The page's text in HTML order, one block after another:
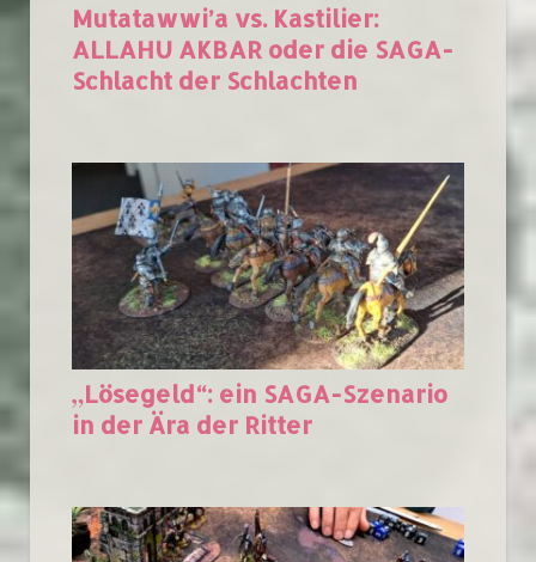
Mutatawwi’a vs. Kastilier:
ALLAHU AKBAR oder die SAGA-
Schlacht der Schlachten
„Lösegeld“: ein SAGA-Szenario
in der Ära der Ritter